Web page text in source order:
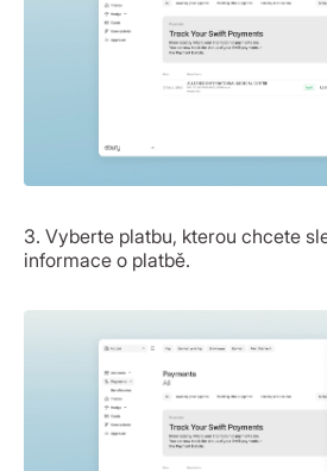
3. Vyberte platbu, kterou chcete
informace o platbě.